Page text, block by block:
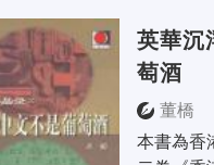
英華沉
萄酒
董橋
本書為香